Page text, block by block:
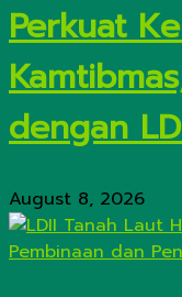
Perkuat
dengan
August 8, 2026